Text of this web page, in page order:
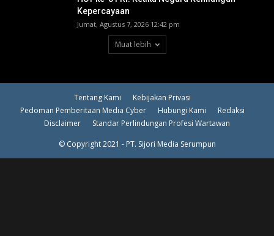
Kepercayaan
Jumat, Agustus 7, 2026 12:42 pm
Muat lebih
Tentang Kami
Kebijakan Privasi
Pedoman Pemberitaan Media Cyber
Hubungi Kami
Redaksi
Disclaimer
Standar Perlindungan Profesi Wartawan
© Copyright 2021 - PT. Sijori Media Serumpun